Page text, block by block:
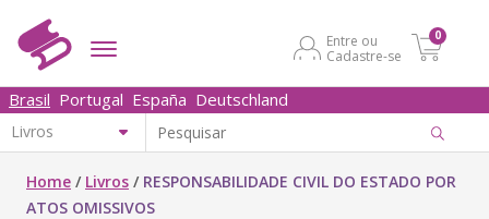
Entre ou
Cadastre-se
0
Brasil Portugal España Deutschland
Home / Livros / RESPONSABILIDADE CIVIL DO ESTADO POR
ATOS OMISSIVOS